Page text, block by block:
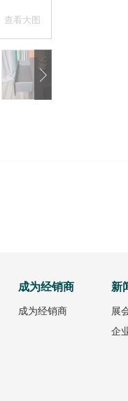
成为经销商
成为经销商
新
展
企